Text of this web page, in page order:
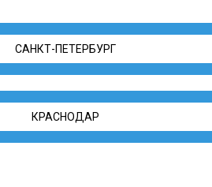
САНКТ-ПЕТЕРБУРГ
КРАСНОДАР